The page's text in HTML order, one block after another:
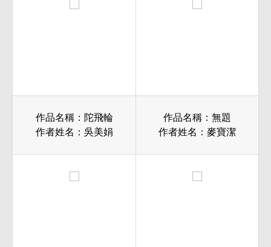
作品名稱：陀飛輪
作者姓名：吳美娟
作品名稱：無題
作者姓名：麥寶潔